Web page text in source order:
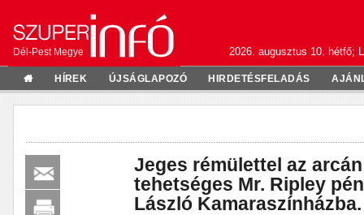
Dél-Pest Megye 2026. augusztus 10. hétfő;
HÍREK ÚJSÁGLAPOZÓ HIRDETÉSFELADÁS
Jeges rémülettel az
tehetséges Mr. Ripley
László Kamaraszínházba.